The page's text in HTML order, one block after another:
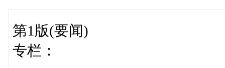
第1版(要闻)
专栏：